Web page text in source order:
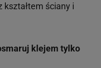
kształtem ściany i
klejem tylko